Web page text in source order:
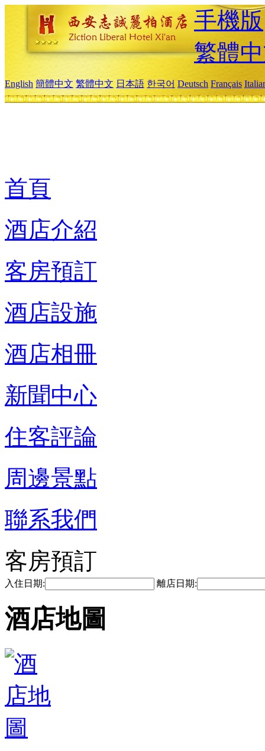
手機版
繁體
English 簡體中文 繁體中文 日本語 한국어 Deutsch Français
首頁
酒店介紹
客房預訂
酒店設施
酒店相冊
新聞中心
住客評論
周邊景點
聯系我們
客房預訂
入住日期: 離店日期:
酒店地圖